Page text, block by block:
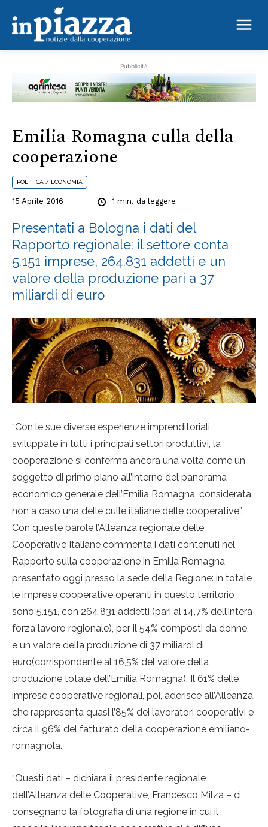
Pubblicità
Emilia Romagna culla della
cooperazione
POLITICA / ECONOMIA
15 Aprile 2016 1 min. da leggere
Presentati a Bologna i dati del
Rapporto regionale: il settore conta
5.151 imprese, 264.831 addetti e un
valore della produzione pari a 37
miliardi di euro
“Con le sue diverse esperienze imprenditoriali
sviluppate in tutti i principali settori produttivi, la
cooperazione si conferma ancora una volta come un
soggetto di primo piano all’interno del panorama
economico generale dell’Emilia Romagna, considerata
non a caso una delle culle italiane delle cooperative”.
Con queste parole l’Alleanza regionale delle
Cooperative Italiane commenta i dati contenuti nel
Rapporto sulla cooperazione in Emilia Romagna
presentato oggi presso la sede della Regione: in totale
le imprese cooperative operanti in questo territorio
sono 5.151, con 264.831 addetti (pari al 14,7% dell’intera
forza lavoro regionale), per il 54% composti da donne,
e un valore della produzione di 37 miliardi di
euro(corrispondente al 16,5% del valore della
produzione totale dell’Emilia Romagna). Il 61% delle
imprese cooperative regionali, poi, aderisce all’Alleanza,
che rappresenta quasi l’85% dei lavoratori cooperativi e
circa il 96% del fatturato della cooperazione emiliano-
romagnola.
“Questi dati – dichiara il presidente regionale
dell’Alleanza delle Cooperative, Francesco Milza – ci
consegnano la fotografia di una regione in cui il